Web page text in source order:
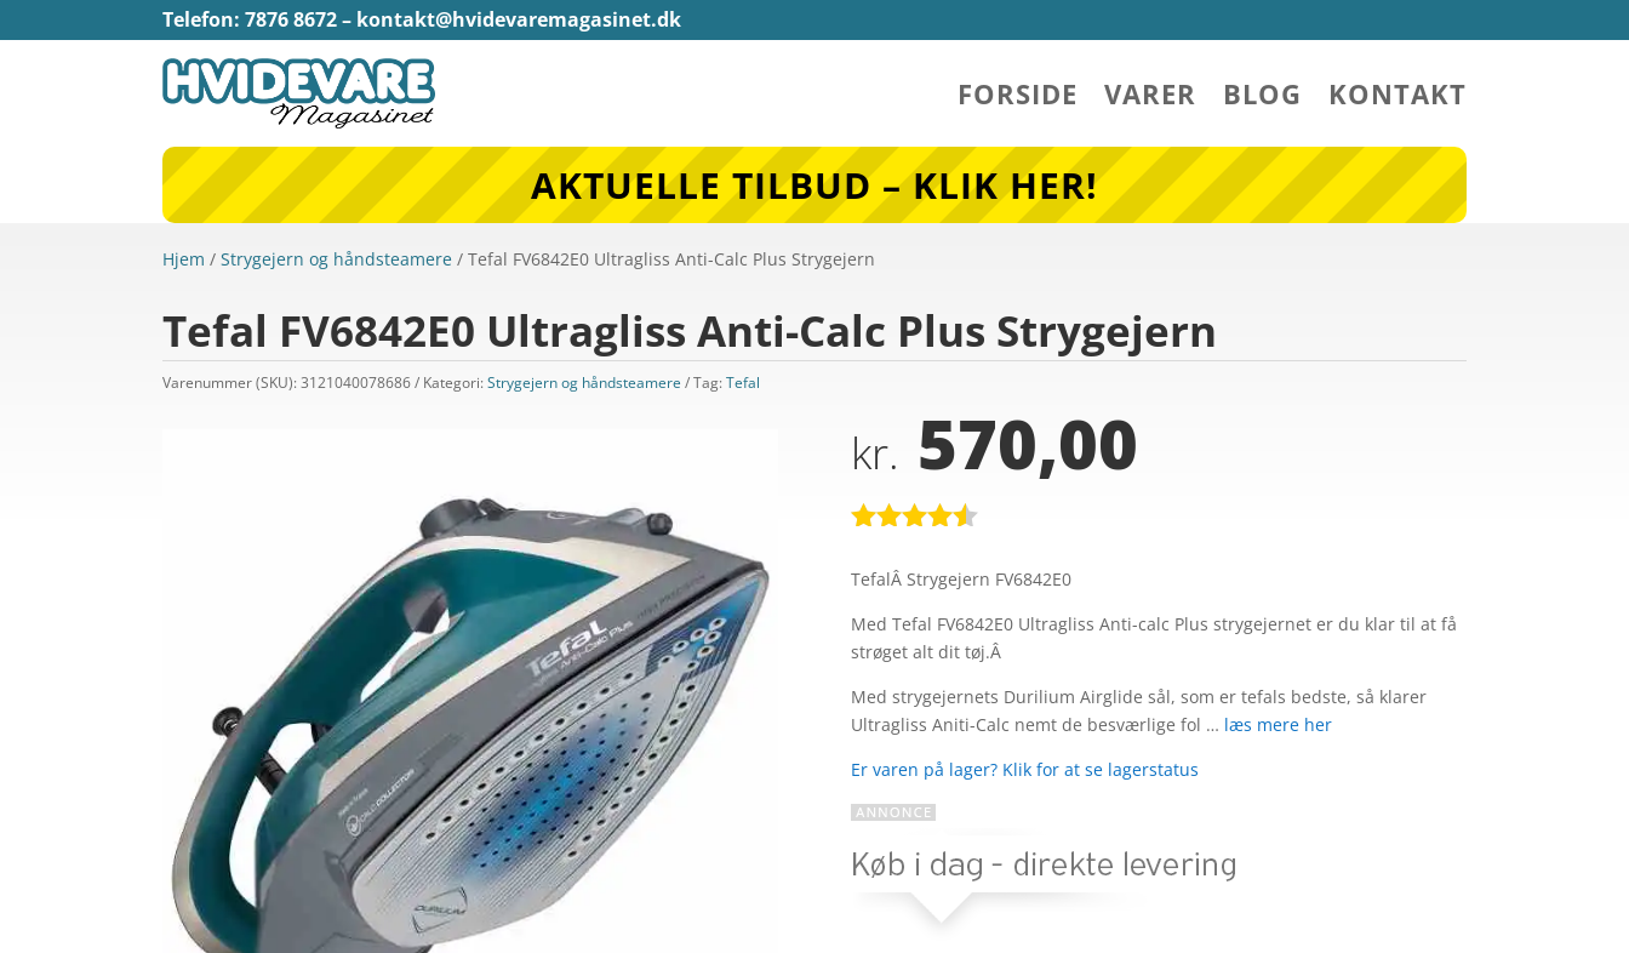
Telefon: 7876 8672 – kontakt@hvidevaremagasinet.dk
FORSIDE VARER BLOG KONTAKT
AKTUELLE TILBUD – KLIK HER!
Hjem /Strygejern og håndsteamere / Tefal FV6842E0 Ultragliss Anti-Calc Plus Strygejern
Tefal FV6842E0 Ultragliss Anti-Calc Plus Strygejern
Varenummer (SKU):3121040078686 Kategori:Strygejern og håndsteamere Tag:Tefal
kr. 570,00
som4.4
baseret
på
mmelser
TefalÂ Strygejern FV6842E0
Med Tefal FV6842E0 Ultragliss Anti-calc Plus strygejernet er du klar til at få
strøget alt dit tøj.Â
Med strygejernets Durilium Airglide sål, som er tefals bedste, så klarer
Ultragliss Aniti-Calc nemt de besværlige fol … læs mere her
Er varen på lager? Klik for at se lagerstatus